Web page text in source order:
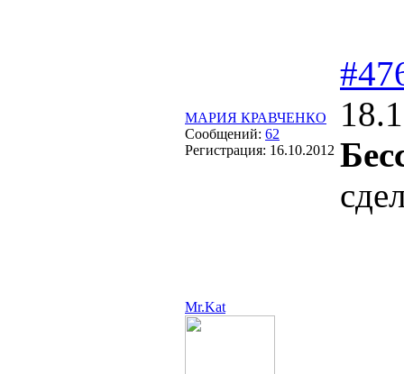
МАРИЯ КРАВЧЕНКО
Сообщений: 62
Регистрация: 16.10.2012
Mr.Kat